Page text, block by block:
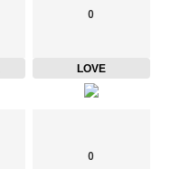
0
LOVE
0